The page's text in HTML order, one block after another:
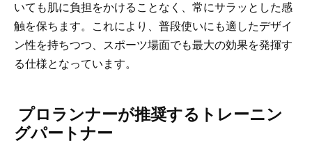
いても肌に負担をかけることなく、常にサラッとした感
触を保ちます。これにより、普段使いにも適したデザイ
ン性を持ちつつ、スポーツ場面でも最大の効果を発揮す
る仕様となっています。
プロランナーが推奨するトレーニン
グパートナー